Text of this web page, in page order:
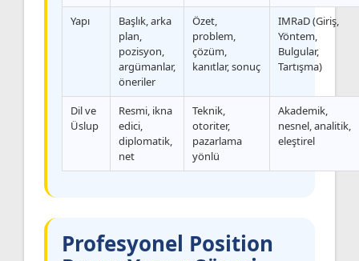
Yapı
Başlık, arka
plan,
pozisyon,
argümanlar,
öneriler
Özet,
problem,
çözüm,
kanıtlar, sonuç
IMRaD (Giriş,
Yöntem,
Bulgular,
Tartışma)
Dil ve
Üslup
Resmi, ikna
edici,
diplomatik,
net
Teknik,
otoriter,
pazarlama
yönlü
Akademik,
nesnel, analitik,
eleştirel
Profesyonel Position